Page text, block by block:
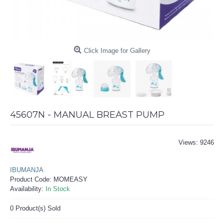
Click Image for Gallery
45607N - MANUAL BREAST PUMP
Views: 9246
IBUMANJA
Product Code: MOMEASY
Availability: In Stock
0 Product(s) Sold